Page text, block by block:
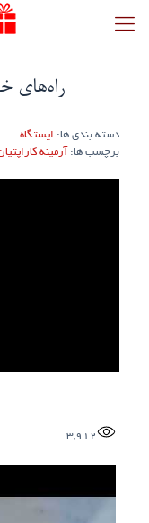
راه‌های
دسته بندی ها: ایستگاه
برچسب ها: آرمینه
3,912